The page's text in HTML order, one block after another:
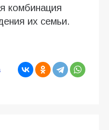
комбинация
их семьи.